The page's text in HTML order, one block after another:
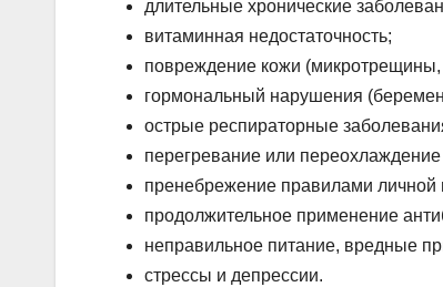
длительные хронические
витаминная недостаточность;
повреждение кожи (микротрещины,
гормональный нарушения
острые респираторные
перегревание или переохлаждение
пренебрежение правилами личной
продолжительное применение
неправильное питание, вредные
стрессы и депрессии.